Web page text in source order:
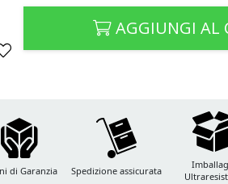
AGGIUNGI AL
di Garanzia Spedizione assicurata